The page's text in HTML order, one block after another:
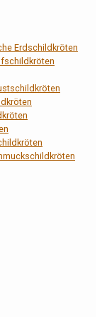
Erdschildkröten